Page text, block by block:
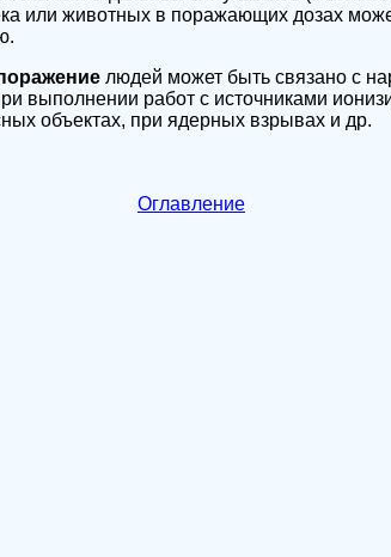
или животных в поражающих дозах
людей может быть связано с
выполнении работ с источниками
объектах, при ядерных взрывах и др.
Оглавление